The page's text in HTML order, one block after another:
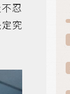
忍
究